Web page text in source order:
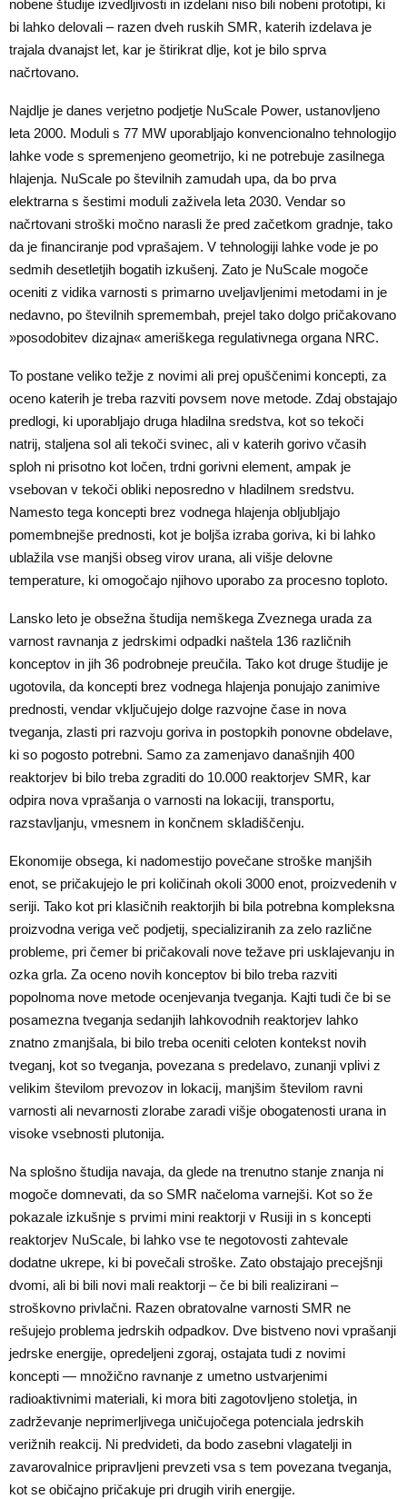
nobene študije izvedljivosti in izdelani niso bili nobeni prototipi, ki
bi lahko delovali – razen dveh ruskih SMR, katerih izdelava je
trajala dvanajst let, kar je štirikrat dlje, kot je bilo sprva
načrtovano.
Najdlje je danes verjetno podjetje NuScale Power, ustanovljeno
leta 2000. Moduli s 77 MW uporabljajo konvencionalno tehnologijo
lahke vode s spremenjeno geometrijo, ki ne potrebuje zasilnega
hlajenja. NuScale po številnih zamudah upa, da bo prva
elektrarna s šestimi moduli zaživela leta 2030. Vendar so
načrtovani stroški močno narasli že pred začetkom gradnje, tako
da je financiranje pod vprašajem. V tehnologiji lahke vode je po
sedmih desetletjih bogatih izkušenj. Zato je NuScale mogoče
oceniti z vidika varnosti s primarno uveljavljenimi metodami in je
nedavno, po številnih spremembah, prejel tako dolgo pričakovano
»posodobitev dizajna« ameriškega regulativnega organa NRC.
To postane veliko težje z novimi ali prej opuščenimi koncepti, za
oceno katerih je treba razviti povsem nove metode. Zdaj obstajajo
predlogi, ki uporabljajo druga hladilna sredstva, kot so tekoči
natrij, staljena sol ali tekoči svinec, ali v katerih gorivo včasih
sploh ni prisotno kot ločen, trdni gorivni element, ampak je
vsebovan v tekoči obliki neposredno v hladilnem sredstvu.
Namesto tega koncepti brez vodnega hlajenja obljubljajo
pomembnejše prednosti, kot je boljša izraba goriva, ki bi lahko
ublažila vse manjši obseg virov urana, ali višje delovne
temperature, ki omogočajo njihovo uporabo za procesno toploto.
Lansko leto je obsežna študija nemškega Zveznega urada za
varnost ravnanja z jedrskimi odpadki naštela 136 različnih
konceptov in jih 36 podrobneje preučila. Tako kot druge študije je
ugotovila, da koncepti brez vodnega hlajenja ponujajo zanimive
prednosti, vendar vključujejo dolge razvojne čase in nova
tveganja, zlasti pri razvoju goriva in postopkih ponovne obdelave,
ki so pogosto potrebni. Samo za zamenjavo današnjih 400
reaktorjev bi bilo treba zgraditi do 10.000 reaktorjev SMR, kar
odpira nova vprašanja o varnosti na lokaciji, transportu,
razstavljanju, vmesnem in končnem skladiščenju.
Ekonomije obsega, ki nadomestijo povečane stroške manjših
enot, se pričakujejo le pri količinah okoli 3000 enot, proizvedenih v
seriji. Tako kot pri klasičnih reaktorjih bi bila potrebna kompleksna
proizvodna veriga več podjetij, specializiranih za zelo različne
probleme, pri čemer bi pričakovali nove težave pri usklajevanju in
ozka grla. Za oceno novih konceptov bi bilo treba razviti
popolnoma nove metode ocenjevanja tveganja. Kajti tudi če bi se
posamezna tveganja sedanjih lahkovodnih reaktorjev lahko
znatno zmanjšala, bi bilo treba oceniti celoten kontekst novih
tveganj, kot so tveganja, povezana s predelavo, zunanji vplivi z
velikim številom prevozov in lokacij, manjšim številom ravni
varnosti ali nevarnosti zlorabe zaradi višje obogatenosti urana in
visoke vsebnosti plutonija.
Na splošno študija navaja, da glede na trenutno stanje znanja ni
mogoče domnevati, da so SMR načeloma varnejši. Kot so že
pokazale izkušnje s prvimi mini reaktorji v Rusiji in s koncepti
reaktorjev NuScale, bi lahko vse te negotovosti zahtevale
dodatne ukrepe, ki bi povečali stroške. Zato obstajajo precejšnji
dvomi, ali bi bili novi mali reaktorji – če bi bili realizirani –
stroškovno privlačni. Razen obratovalne varnosti SMR ne
rešujejo problema jedrskih odpadkov. Dve bistveno novi vprašanji
jedrske energije, opredeljeni zgoraj, ostajata tudi z novimi
koncepti — množično ravnanje z umetno ustvarjenimi
radioaktivnimi materiali, ki mora biti zagotovljeno stoletja, in
zadrževanje neprimerljivega uničujočega potenciala jedrskih
verižnih reakcij. Ni predvideti, da bodo zasebni vlagatelji in
zavarovalnice pripravljeni prevzeti vsa s tem povezana tveganja,
kot se običajno pričakuje pri drugih virih energije.